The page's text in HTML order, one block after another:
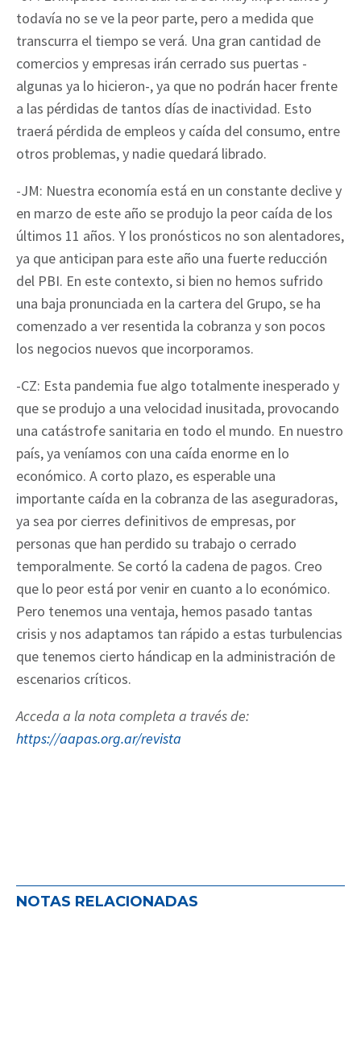
todavía no se ve la peor parte, pero a medida que
transcurra el tiempo se verá. Una gran cantidad de
comercios y empresas irán cerrado sus puertas -
algunas ya lo hicieron-, ya que no podrán hacer frente
a las pérdidas de tantos días de inactividad. Esto
traerá pérdida de empleos y caída del consumo, entre
otros problemas, y nadie quedará librado.
-JM: Nuestra economía está en un constante declive y
en marzo de este año se produjo la peor caída de los
últimos 11 años. Y los pronósticos no son alentadores,
ya que anticipan para este año una fuerte reducción
del PBI. En este contexto, si bien no hemos sufrido
una baja pronunciada en la cartera del Grupo, se ha
comenzado a ver resentida la cobranza y son pocos
los negocios nuevos que incorporamos.
-CZ: Esta pandemia fue algo totalmente inesperado y
que se produjo a una velocidad inusitada, provocando
una catástrofe sanitaria en todo el mundo. En nuestro
país, ya veníamos con una caída enorme en lo
económico. A corto plazo, es esperable una
importante caída en la cobranza de las aseguradoras,
ya sea por cierres definitivos de empresas, por
personas que han perdido su trabajo o cerrado
temporalmente. Se cortó la cadena de pagos. Creo
que lo peor está por venir en cuanto a lo económico.
Pero tenemos una ventaja, hemos pasado tantas
crisis y nos adaptamos tan rápido a estas turbulencias
que tenemos cierto hándicap en la administración de
escenarios críticos.
Acceda a la nota completa a través de:
https://aapas.org.ar/revista
NOTAS RELACIONADAS